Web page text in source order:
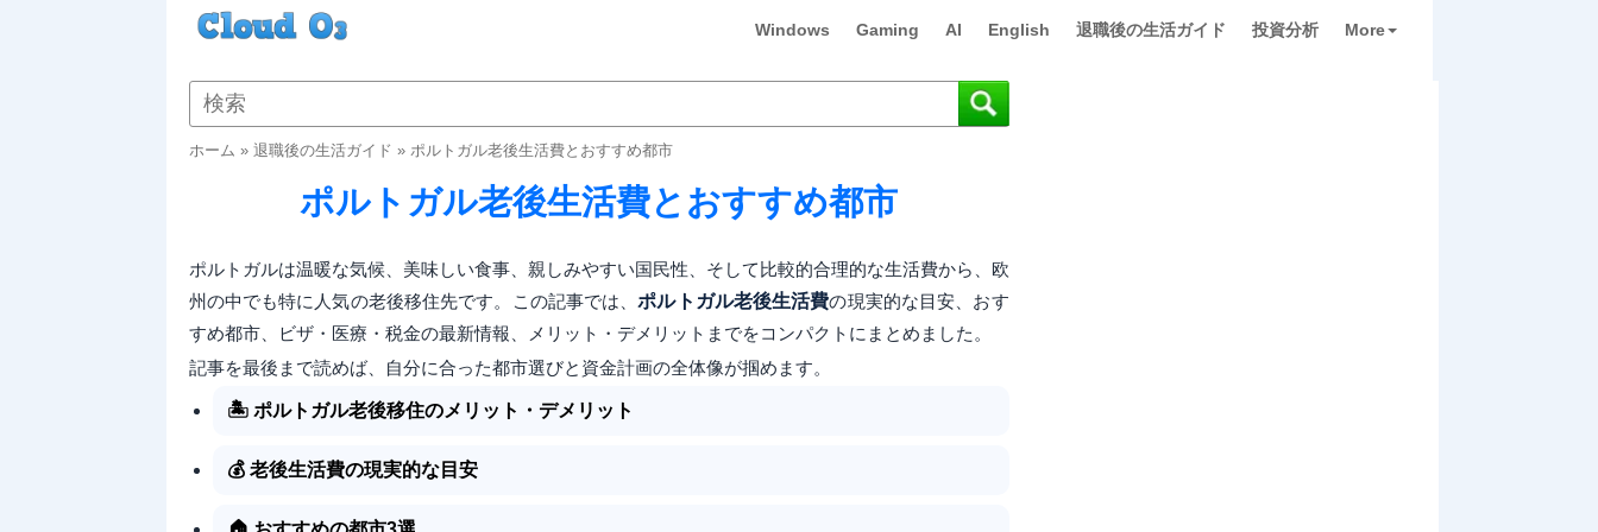
Windows Gaming AI English 退職後の生活ガイド 投資分析 More
ホーム » 退職後の生活ガイド » ポルトガル老後生活費とおすすめ都市
ポルトガル老後生活費とおすすめ都市
ポルトガルは温暖な気候、美味しい食事、親しみやすい国民性、そして比較的合理的な生活費から、欧
州の中でも特に人気の老後移住先です。この記事では、ポルトガル老後生活費の現実的な目安、おす
すめ都市、ビザ・医療・税金の最新情報、メリット・デメリットまでをコンパクトにまとめました。
記事を最後まで読めば、自分に合った都市選びと資金計画の全体像が掴めます。
🏝️ ポルトガル老後移住のメリット・デメリット
💰 老後生活費の現実的な目安